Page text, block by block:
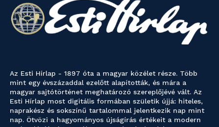
Az Esti Hírlap - 1897 óta a magyar közélet része. Több
mint egy évszázaddal ezelőtt alapították, és mára a
magyar sajtótörténet meghatározó szereplőjévé vált. Az
Esti Hírlap most digitális formában születik újjá: hiteles,
naprakész és sokszínű tartalommal jelentkezik nap mint
nap. Ötvözi a hagyományos újságírás értékeit a modern